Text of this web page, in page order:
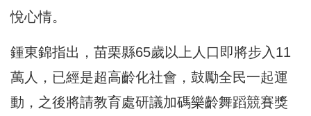
悅心情。
鍾東錦指出，苗栗縣65歲以上人口即將步入11
萬人，已經是超高齡化社會，鼓勵全民一起運
動，之後將請教育處研議加碼樂齡舞蹈競賽獎